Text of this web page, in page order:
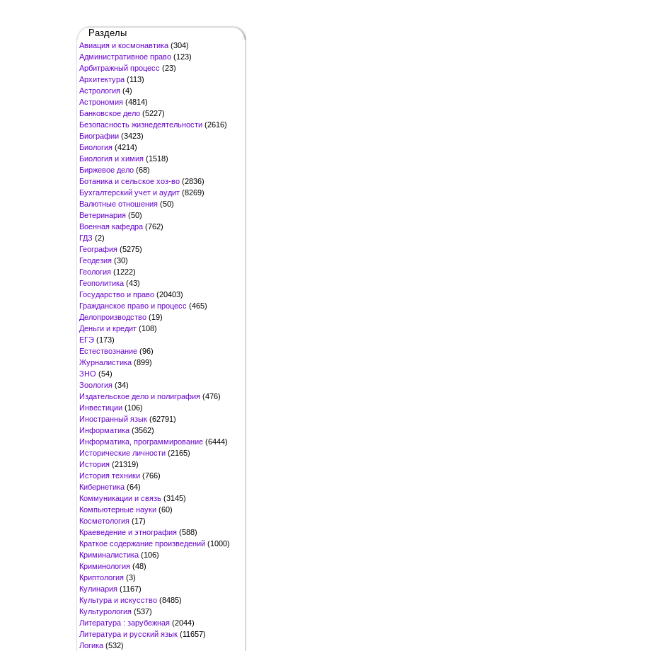
Разделы
Авиация и космонавтика (304)
Административное право (123)
Арбитражный процесс (23)
Архитектура (113)
Астрология (4)
Астрономия (4814)
Банковское дело (5227)
Безопасность жизнедеятельности (2616)
Биографии (3423)
Биология (4214)
Биология и химия (1518)
Биржевое дело (68)
Ботаника и сельское хоз-во (2836)
Бухгалтерский учет и аудит (8269)
Валютные отношения (50)
Ветеринария (50)
Военная кафедра (762)
ГДЗ (2)
География (5275)
Геодезия (30)
Геология (1222)
Геополитика (43)
Государство и право (20403)
Гражданское право и процесс (465)
Делопроизводство (19)
Деньги и кредит (108)
ЕГЭ (173)
Естествознание (96)
Журналистика (899)
ЗНО (54)
Зоология (34)
Издательское дело и полиграфия (476)
Инвестиции (106)
Иностранный язык (62791)
Информатика (3562)
Информатика, программирование (6444)
Исторические личности (2165)
История (21319)
История техники (766)
Кибернетика (64)
Коммуникации и связь (3145)
Компьютерные науки (60)
Косметология (17)
Краеведение и этнография (588)
Краткое содержание произведений (1000)
Криминалистика (106)
Криминология (48)
Криптология (3)
Кулинария (1167)
Культура и искусство (8485)
Культурология (537)
Литература : зарубежная (2044)
Литература и русский язык (11657)
Логика (532)